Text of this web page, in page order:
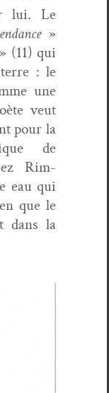
lui. Le
»
(11) qui
: le
une
veut
pour la
de
Rim­
eau qui
que le
dans la